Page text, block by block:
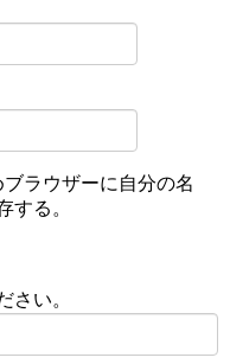
ラウザーに自分の名
する。
さい。